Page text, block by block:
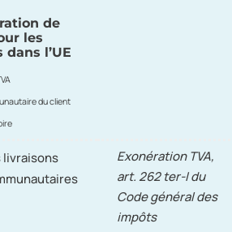
de
les
dans l’UE
du client
livraisons
Exonération TVA,
art. 262 ter-I du
Code général des
impôts